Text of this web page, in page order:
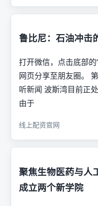
鲁比尼：石油冲击
打开微信，点击底部的
网页分享至朋友圈。
听新闻 波斯湾目前正
由于
线上配资官网
聚焦生物医药与人
成立两个新学院